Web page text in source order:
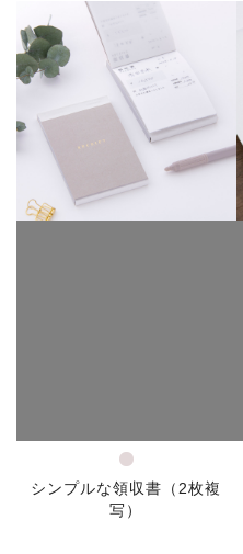
人気
シンプルな領収書（2枚複
写）